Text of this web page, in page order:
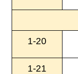
1-20
1-21